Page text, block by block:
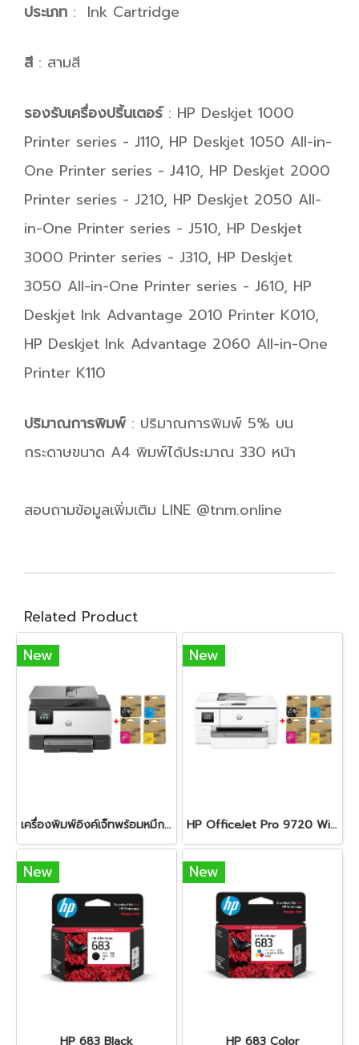
ประเภท : Ink Cartridge
สี: สามสี
รองรับเครื่องปริ้นเตอร์: HP Deskjet 1000
Printer series - J110, HP Deskjet 1050 All-in-
One Printer series - J410, HP Deskjet 2000
Printer series - J210, HP Deskjet 2050 All-
in-One Printer series - J510, HP Deskjet
3000 Printer series - J310, HP Deskjet
3050 All-in-One Printer series - J610, HP
Deskjet Ink Advantage 2010 Printer K010,
HP Deskjet Ink Advantage 2060 All-in-One
Printer K110
ปริมาณการพิมพ์ : ปริมาณการพิมพ์ 5% บน
กระดาษขนาด A4 พิมพ์ได้ประมาณ 330 หน้า
สอบถามข้อมูลเพิ่มเติม LINE @tnm.online
Related Product
New
เครื่องพิมพ์อิงค์เจ็ทพร้อมหมึก HP OfficeJet Pro 9120 + HP 938e BK/C/M/Y
New
HP OfficeJet Pro 9720 Wide Format All-in-One + HP 938e BK/C/M/Y
New
HP 683 Black
New
HP 683 Color